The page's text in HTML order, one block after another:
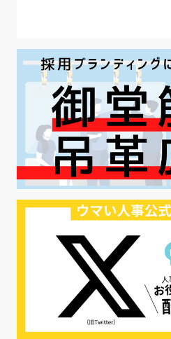
#第二新卒
#AI活用 #職場
#早期退職
#ハラスメント対策
#リクルーター制度
#歩留まり改善 #
#採用CX #学内セミナ
#転職ファストパス
#エシカル採用
#メンタルヘルス